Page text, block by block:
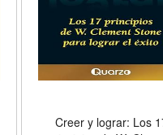
Creer y lograr: Los